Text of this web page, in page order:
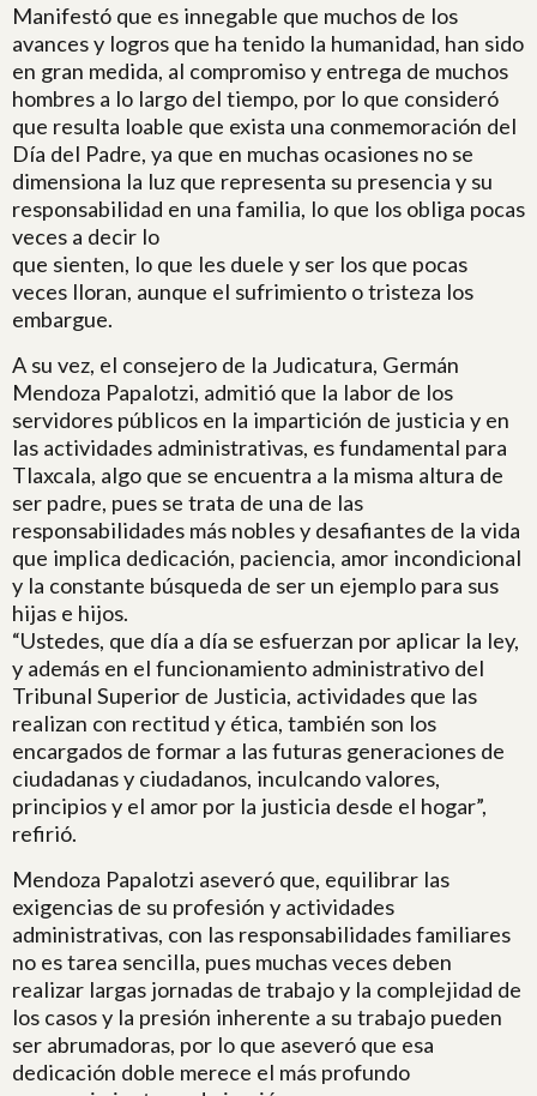
Manifestó que es innegable que muchos de los
avances y logros que ha tenido la humanidad, han sido
en gran medida, al compromiso y entrega de muchos
hombres a lo largo del tiempo, por lo que consideró
que resulta loable que exista una conmemoración del
Día del Padre, ya que en muchas ocasiones no se
dimensiona la luz que representa su presencia y su
responsabilidad en una familia, lo que los obliga pocas
veces a decir lo
que sienten, lo que les duele y ser los que pocas
veces lloran, aunque el sufrimiento o tristeza los
embargue.
A su vez, el consejero de la Judicatura, Germán
Mendoza Papalotzi, admitió que la labor de los
servidores públicos en la impartición de justicia y en
las actividades administrativas, es fundamental para
Tlaxcala, algo que se encuentra a la misma altura de
ser padre, pues se trata de una de las
responsabilidades más nobles y desafiantes de la vida
que implica dedicación, paciencia, amor incondicional
y la constante búsqueda de ser un ejemplo para sus
hijas e hijos.
“Ustedes, que día a día se esfuerzan por aplicar la ley,
y además en el funcionamiento administrativo del
Tribunal Superior de Justicia, actividades que las
realizan con rectitud y ética, también son los
encargados de formar a las futuras generaciones de
ciudadanas y ciudadanos, inculcando valores,
principios y el amor por la justicia desde el hogar”,
refirió.
Mendoza Papalotzi aseveró que, equilibrar las
exigencias de su profesión y actividades
administrativas, con las responsabilidades familiares
no es tarea sencilla, pues muchas veces deben
realizar largas jornadas de trabajo y la complejidad de
los casos y la presión inherente a su trabajo pueden
ser abrumadoras, por lo que aseveró que esa
dedicación doble merece el más profundo